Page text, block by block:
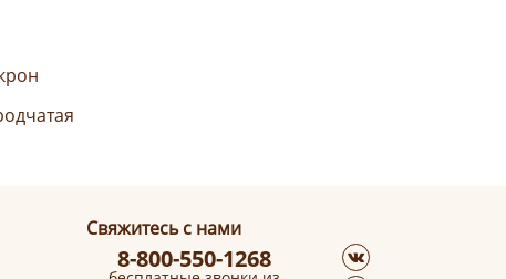
Свяжитесь с нами
8-800-550-1268